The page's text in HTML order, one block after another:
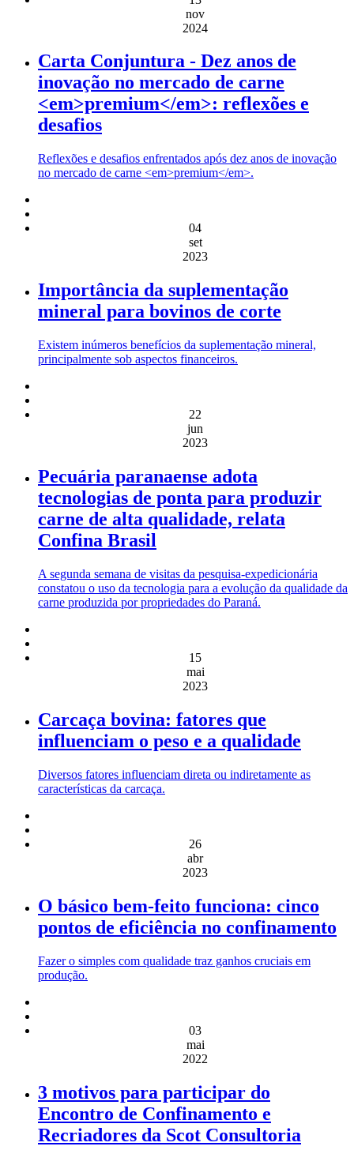
nov
2024
Carta Conjuntura - Dez anos de
inovação no mercado de carne
<em>premium</em>: reflexões e
desafios
Reflexões e desafios enfrentados após dez anos de inovação
no mercado de carne <em>premium</em>.
04
set
2023
Importância da suplementação
mineral para bovinos de corte
Existem inúmeros benefícios da suplementação mineral,
principalmente sob aspectos financeiros.
22
jun
2023
Pecuária paranaense adota
tecnologias de ponta para produzir
carne de alta qualidade, relata
Confina Brasil
A segunda semana de visitas da pesquisa-expedicionária
constatou o uso da tecnologia para a evolução da qualidade da
carne produzida por propriedades do Paraná.
15
mai
2023
Carcaça bovina: fatores que
influenciam o peso e a qualidade
Diversos fatores influenciam direta ou indiretamente as
características da carcaça.
26
abr
2023
O básico bem-feito funciona: cinco
pontos de eficiência no confinamento
Fazer o simples com qualidade traz ganhos cruciais em
produção.
03
mai
2022
3 motivos para participar do
Encontro de Confinamento e
Recriadores da Scot Consultoria